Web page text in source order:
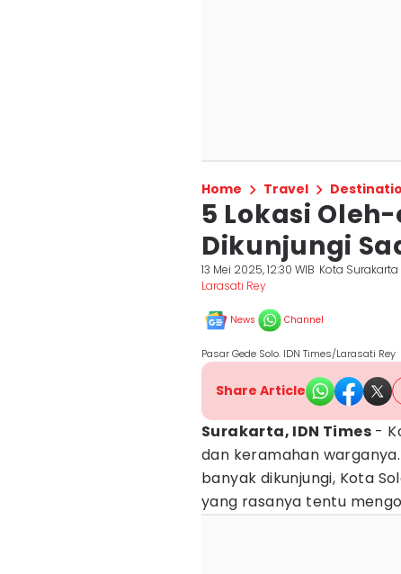
Home Travel
5 Lokasi
Dikunjungi
13 Mei 2025, 12:30 WIB Kota Surakarta
Larasati Rey
News Channel
Pasar Gede Solo. IDN Times/Larasati Rey
Share Article
Surakarta, IDN Times -
dan keramahan
banyak dikunjungi, Kota
yang rasanya tentu